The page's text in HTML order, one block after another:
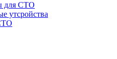
для СТО
утсройства